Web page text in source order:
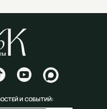
И СОБЫТИЙ: